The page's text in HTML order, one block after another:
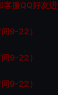
客服QQ好友
9-22）
9-22）
9-22）